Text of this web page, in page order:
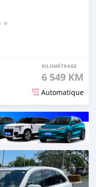
KILOMÉTRAGE
6 549 KM
Automatique